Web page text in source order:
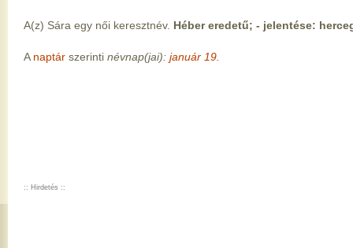
A(z) Sára egy női keresztnév. Héber eredetű; - jelentése:
A naptár szerinti névnap(jai): január 19.
:: Hirdetés ::